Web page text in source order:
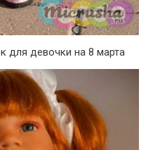
для девочки на 8 марта